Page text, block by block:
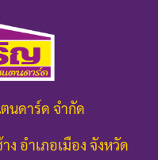
นดาร์ด จำกัด
อำเภอเมือง จังหวัด